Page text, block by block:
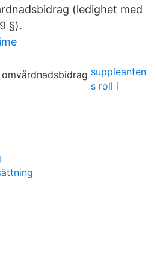
(ledighet med
§).
suppleanten
s roll i